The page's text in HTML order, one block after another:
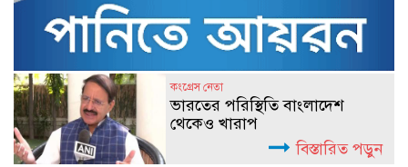
কংগ্রেস নেতা
ভারতের পরিস্থিতি বাংলাদেশ
থেকেও খারাপ
বিস্তারিত পড়ুন